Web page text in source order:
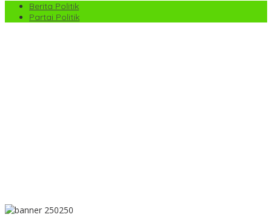
Berita Politik
Partai Politik